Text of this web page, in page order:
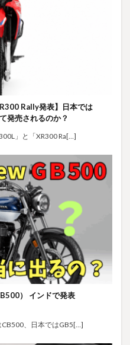
Rally発表】日本では
発売されるのか？
」と「XR300 Ra[…]
） インドで発表
、日本ではGB5[…]